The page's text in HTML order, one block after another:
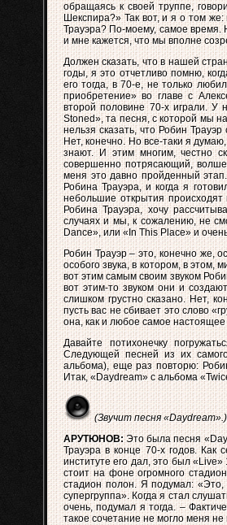
обращаясь к своей труппе,
Шекспира?» Так вот, и я о том
Трауэра? По-моему, самое время.
и мне кажется, что мы вполне
Должен сказать, что в нашей
годы, я это отчетливо помню,
его тогда, в 70-е, не только
приобретение» во главе с
второй половине 70-х играли. У
Stoned», та песня, с которой мы
нельзя сказать, что Робин
Нет, конечно. Но все-таки я
знают. И этим многим, честно
совершенно потрясающий,
меня это давно пройденный
Робина Трауэра, и когда я
небольшие открытия
Робина Трауэра, хочу
случаях и мы, к сожалению, не
Dance», или «In This Place» и
Робин Трауэр – это, конечно же,
особого звука, в котором, в этом,
вот этим самым своим звуком
вот этим-то звуком они и
слишком грустно сказано. Нет,
пусть вас не сбивает это слово
она, как и любое самое настоящее
Давайте потихонечку
Следующей песней из их
альбома), еще раз повторю:
Итак, «Daydream» с альбома
(Звучит песня «Daydream».)
АРУТЮНОВ:Это была песня
Трауэра в конце 70-х годов. Как
институте его дал, это был
стоит на фоне огромного
стадион полон. Я подумал: «Это,
супергруппа». Когда я стал
очень, подумал я тогда. –
такое сочетание не могло меня не